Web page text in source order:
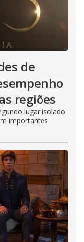
de
regiões
lugar isolado
importantes